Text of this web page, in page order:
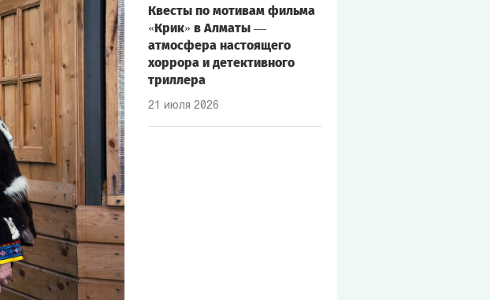
Квесты по мотивам фильма
«Крик» в Алматы —
атмосфера настоящего
хоррора и детективного
триллера
21 июля 2026